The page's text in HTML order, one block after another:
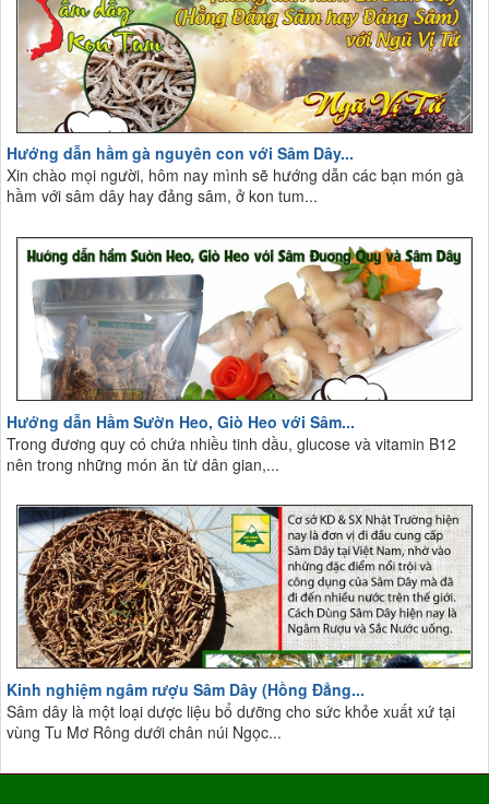
Hướng dẫn hầm gà nguyên con với Sâm Dây...
Xin chào mọi người, hôm nay mình sẽ hướng dẫn các bạn món gà
hầm với sâm dây hay đảng sâm, ở kon tum...
Hướng dẫn Hầm Sườn Heo, Giò Heo với Sâm...
Trong đương quy có chứa nhiều tinh dầu, glucose và vitamin B12
nên trong những món ăn từ dân gian,...
Kinh nghiệm ngâm rượu Sâm Dây (Hồng Đẳng...
Sâm dây là một loại dược liệu bổ dưỡng cho sức khỏe xuất xứ tại
vùng Tu Mơ Rông dưới chân núi Ngọc...